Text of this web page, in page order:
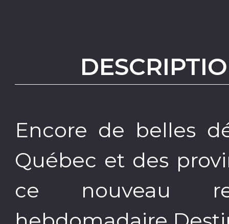
Encore de belles
Québec et des
ce nouveau